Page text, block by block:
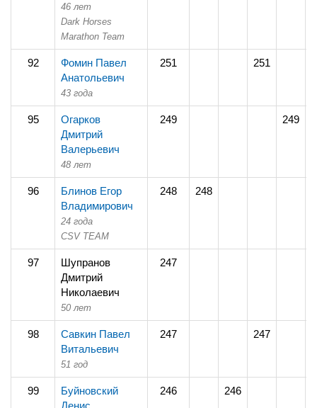
46 лет
Dark Horses
Marathon Team
92
Фомин Павел
Анатольевич
43 года
251 251
95
Огарков
Дмитрий
Валерьевич
48 лет
249 249
96
Блинов Егор
Владимирович
24 года
CSV TEAM
248 248
97
Шупранов
Дмитрий
Николаевич
50 лет
247
98
Савкин Павел
Витальевич
51 год
247 247
99
Буйновский
Денис
246 246